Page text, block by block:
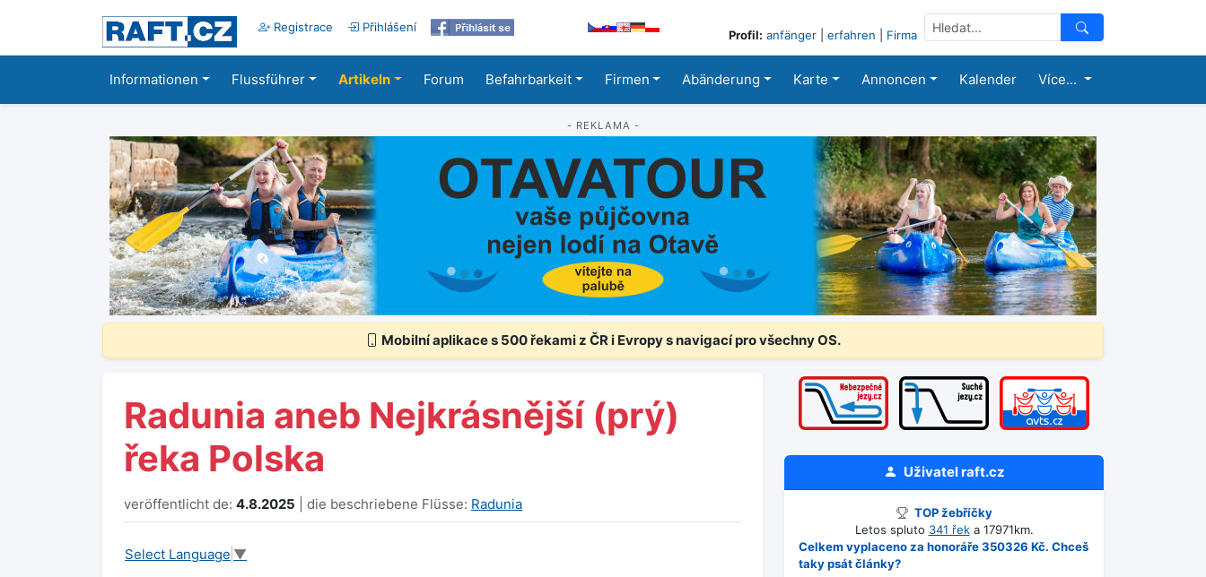
Registrace Přihlášení
Profil: anfänger erfahren Firma
Informationen Flussführer Artikeln Forum Befahrbarkeit Firmen Abänderung Karte Annoncen Kalender Více...
- REKLAMA -
Mobilní aplikace s 500 řekami z ČR i Evropy s navigací pro všechny OS.
Radunia aneb Nejkrásnější (prý)
řeka Polska
veröffentlicht de: 4.8.2025 | die beschriebene Flüsse: Radunia
Select Language ▼
Uživatelraft.cz
TOP žebříčky
Letos spluto 341 řeka 17971km.
Celkem vyplaceno za honoráře 350326 Kč. Chceš
taky psát články?